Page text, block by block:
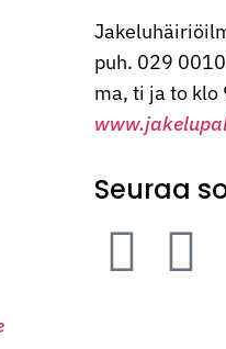
puh. 029
ma, ti ja to
Seuraa